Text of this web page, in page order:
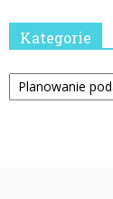
Kategorie
Kategorie